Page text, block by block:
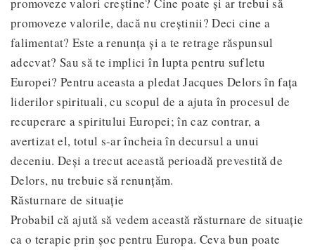
promoveze valorile, dacă nu creștinii? Deci cine a
falimentat? Este a renunța și a te retrage răspunsul
adecvat? Sau să te implici în lupta pentru sufletu
Europei? Pentru aceasta a pledat Jacques Delors în fața
liderilor spirituali, cu scopul de a ajuta în procesul de
recuperare a spiritului Europei; în caz contrar, a
avertizat el, totul s-ar încheia în decursul a unui
deceniu. Deși a trecut această perioadă prevestită de
Delors, nu trebuie să renunțăm.
Răsturnare de situație
Probabil că ajută să vedem această răsturnare de situație
ca o terapie prin șoc pentru Europa. Ceva bun poate